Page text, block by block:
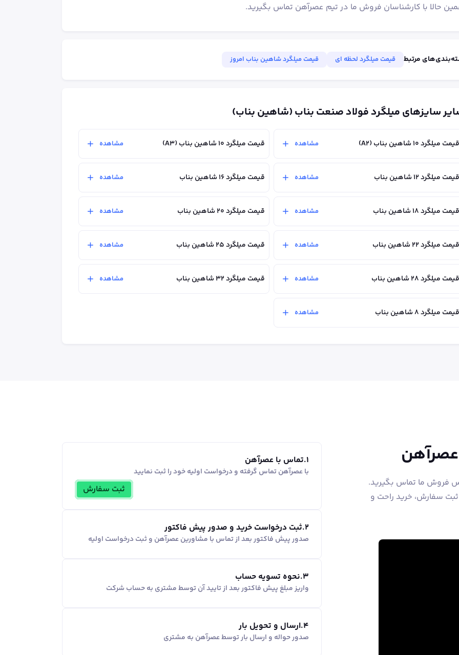
حالا با کارشناسان فروش ما در تیم عصرآهن تماس بگیرید.
مرتبط قیمت میلگرد لحظه ای قیمت میلگرد شاهین بناب امروز
سایزهای میلگرد فولاد صنعت بناب (شاهین بناب)
قیمت میلگرد ۱۰ شاهین بناب (A2) مشاهده قیمت میلگرد ۱۰ شاهین بناب (A3) مشاهده
قیمت میلگرد ۱۲ شاهین بناب مشاهده قیمت میلگرد ۱۶ شاهین بناب مشاهده
قیمت میلگرد ۱۸ شاهین بناب مشاهده قیمت میلگرد ۲۰ شاهین بناب مشاهده
قیمت میلگرد ۲۲ شاهین بناب مشاهده قیمت میلگرد ۲۵ شاهین بناب مشاهده
قیمت میلگرد ۲۸ شاهین بناب مشاهده قیمت میلگرد ۳۲ شاهین بناب مشاهده
قیمت میلگرد 8 شاهین بناب مشاهده
فروش ما تماس بگیرید.
سفارش، خرید راحت و
1
.تماس با عصرآهن
با عصرآهن تماس گرفته و درخواست اولیه خود را ثبت نمایید
ثبت سفارش
2
.ثبت درخواست خرید و صدور پیش فاکتور
صدور پیش فاکتور بعد از تماس با مشاورین عصر‌آهن و ثبت درخواست اولیه
3
.نحوه تسویه حساب
واریز مبلغ پیش فاکتور بعد از تایید آن توسط مشتری به حساب شرکت
4
.ارسال و تحویل بار
صدور حواله و ارسال بار توسط عصرآهن به مشتری